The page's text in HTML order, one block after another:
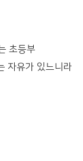
초등부
자유가 있느니라